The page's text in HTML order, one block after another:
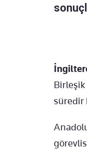
Birleşik
süredir